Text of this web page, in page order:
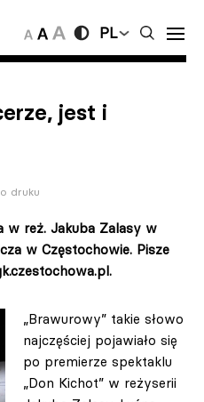
PL
jest i
druku
w reż. Jakuba Zalasy w
w Częstochowie. Pisze
„Brawurowy” takie słowo
najczęściej pojawiało się
po premierze spektaklu
„Don Kichot” w reżyserii